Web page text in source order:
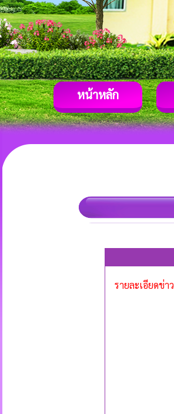
หน้าหลัก
รายละเอียดข่าว